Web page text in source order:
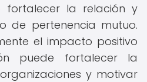
fortalecer la relación y
de pertenencia mutuo.
el impacto positivo
puede fortalecer la
y motivar